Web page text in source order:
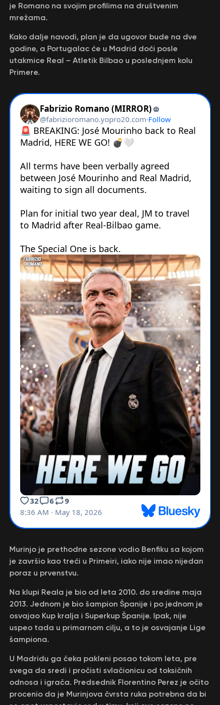
je Romano na svojim profilima na društvenim
mrežama.
Kako dalje navodi, plan je da ugovor bude na dve
godine, a Portugalac će u Madrid doći posle
utakmice Real – Atletik Bilbao u poslednjem kolu
Primere.
Murinjo je prethodne sezone vodio Benfiku sa kojom
je završio kao treći u Primeiri, iako nije imao nijedan
poraz u prvenstvu.
Na klupi Reala je bio od leta 2010. do sredine maja
2013. Jednom je bio šampion Španije i po jednom je
osvajao Kup kralja i Superkup Španije. Ipak, nije
uspeo tada u primarnom cilju, a to je osvajanje Lige
šampiona.
U Madridu ga čeka pakleni posao tokom leta, pre
svega da sredi i pročisti svlačionicu od toksičnih
odnosa i igrača. Predsednik Florentino Perez je očito
procenio da je Murinjova čvrsta ruka potrebna da bi